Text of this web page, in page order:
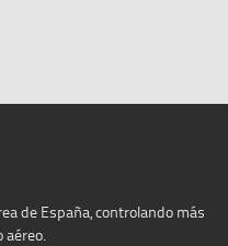
de España, controlando más
aéreo.